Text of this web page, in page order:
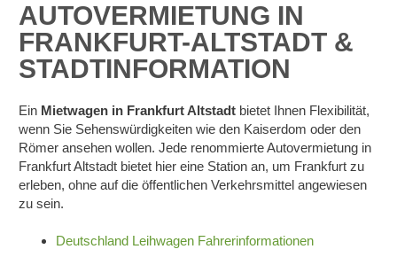
AUTOVERMIETUNG IN
FRANKFURT-ALTSTADT &
STADTINFORMATION
Ein Mietwagen in Frankfurt Altstadt bietet Ihnen Flexibilität,
wenn Sie Sehenswürdigkeiten wie den Kaiserdom oder den
Römer ansehen wollen. Jede renommierte Autovermietung in
Frankfurt Altstadt bietet hier eine Station an, um Frankfurt zu
erleben, ohne auf die öffentlichen Verkehrsmittel angewiesen
zu sein.
Deutschland Leihwagen Fahrerinformationen